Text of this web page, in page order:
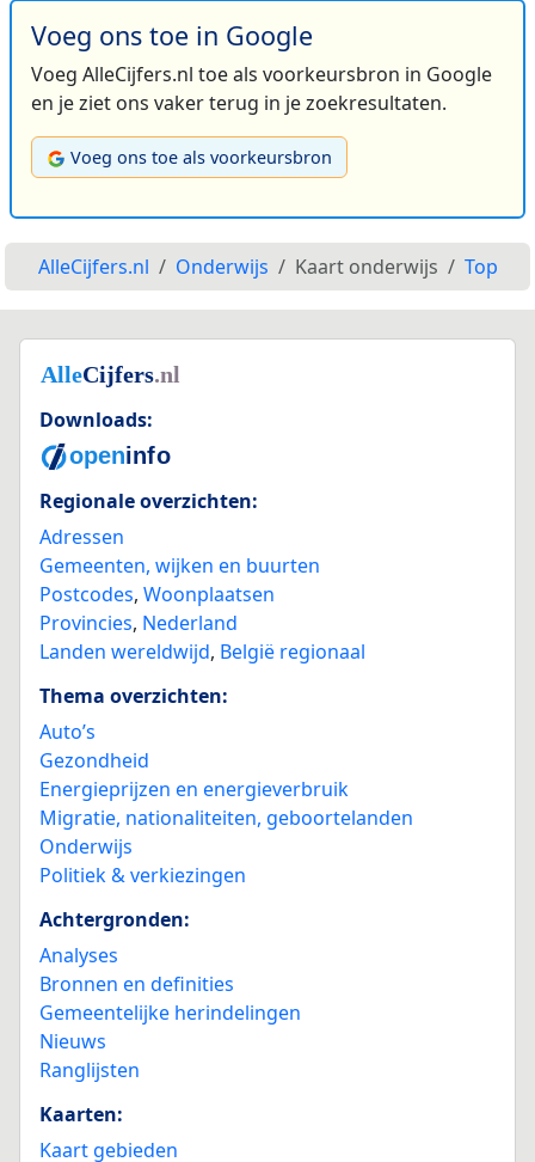
Voeg ons toe in Google
Voeg AlleCijfers.nl toe als voorkeursbron in Google
en je ziet ons vaker terug in je zoekresultaten.
Voeg ons toe als voorkeursbron
AlleCijfers.nl Onderwijs Kaart onderwijs Top
Downloads:
Regionale overzichten:
Adressen
Gemeenten, wijken en buurten
Postcodes, Woonplaatsen
Provincies, Nederland
Landen wereldwijd, België regionaal
Thema overzichten:
Auto’s
Gezondheid
Energieprijzen en energieverbruik
Migratie, nationaliteiten, geboortelanden
Onderwijs
Politiek & verkiezingen
Achtergronden:
Analyses
Bronnen en definities
Gemeentelijke herindelingen
Nieuws
Ranglijsten
Kaarten:
Kaart gebieden